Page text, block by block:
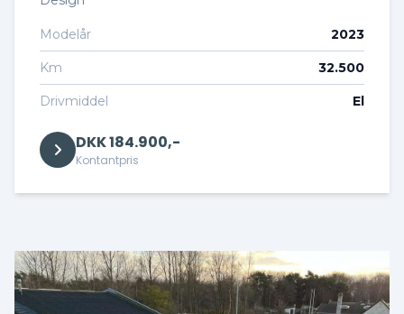
Modelår 2023
Km 32.500
Drivmiddel El
DKK 184.900,-
Kontantpris